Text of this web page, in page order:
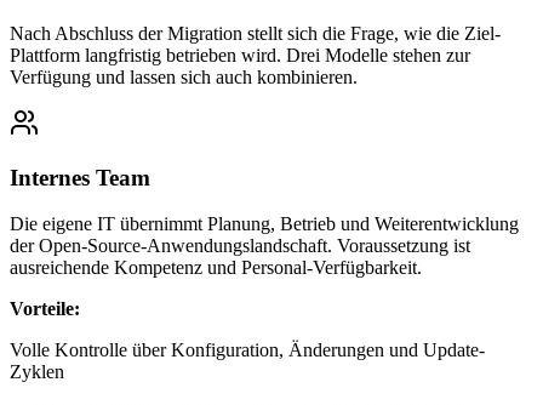
Nach Abschluss der Migration stellt sich die Frage, wie die Ziel-
Plattform langfristig betrieben wird. Drei Modelle stehen zur
Verfügung und lassen sich auch kombinieren.
Internes Team
Die eigene IT übernimmt Planung, Betrieb und Weiterentwicklung
der Open-Source-Anwendungslandschaft. Voraussetzung ist
ausreichende Kompetenz und Personal-Verfügbarkeit.
Vorteile:
Volle Kontrolle über Konfiguration, Änderungen und Update-
Zyklen